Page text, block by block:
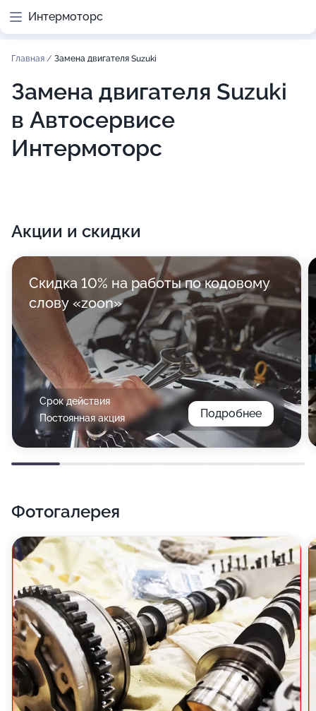
Интермоторс
Главная / Замена двигателя Suzuki
Замена двигателя Suzuki
в Автосервисе
Интермоторс
Акции и скидки
Скидка 10% на работы по кодовому
слову «zoon»
Срок действия
Постоянная акция
Подробнее
Фотогалерея